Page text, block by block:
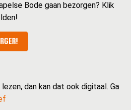
Bode gaan bezorgen? Klik
dan kan dat ook digitaal. Ga